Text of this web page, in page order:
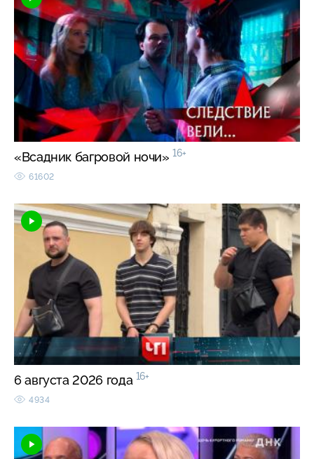
«Всадник багровой ночи» 16+
61602
6 августа 2026 года 16+
4934